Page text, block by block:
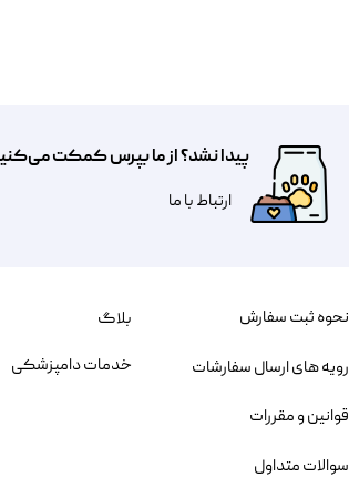
پیدا نشد؟ از ما بپرس کمکت
​​​ارتباط با ما
نحوه ثبت سفارش
رویه های ارسال سفارشات
قوانین و مقررات
سوالات متداول
بلاگ
خدمات دامپزشکی